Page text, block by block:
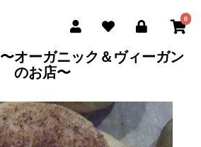
0
オーガニック＆ヴィーガン
のお店〜